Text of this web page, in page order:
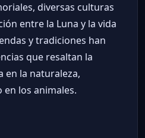
diversas culturas
entre la Luna y la vida
y tradiciones han
que resaltan la
en la naturaleza,
los animales.